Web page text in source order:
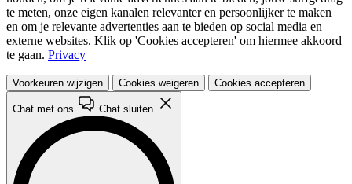
te meten, onze eigen kanalen relevanter en persoonlijker te maken
en om je relevante advertenties aan te bieden op social media en
externe websites. Klik op 'Cookies accepteren' om hiermee akkoord
te gaan. Privacy
Voorkeuren wijzigen Cookies weigeren Cookies accepteren
Chat met ons Chat sluiten